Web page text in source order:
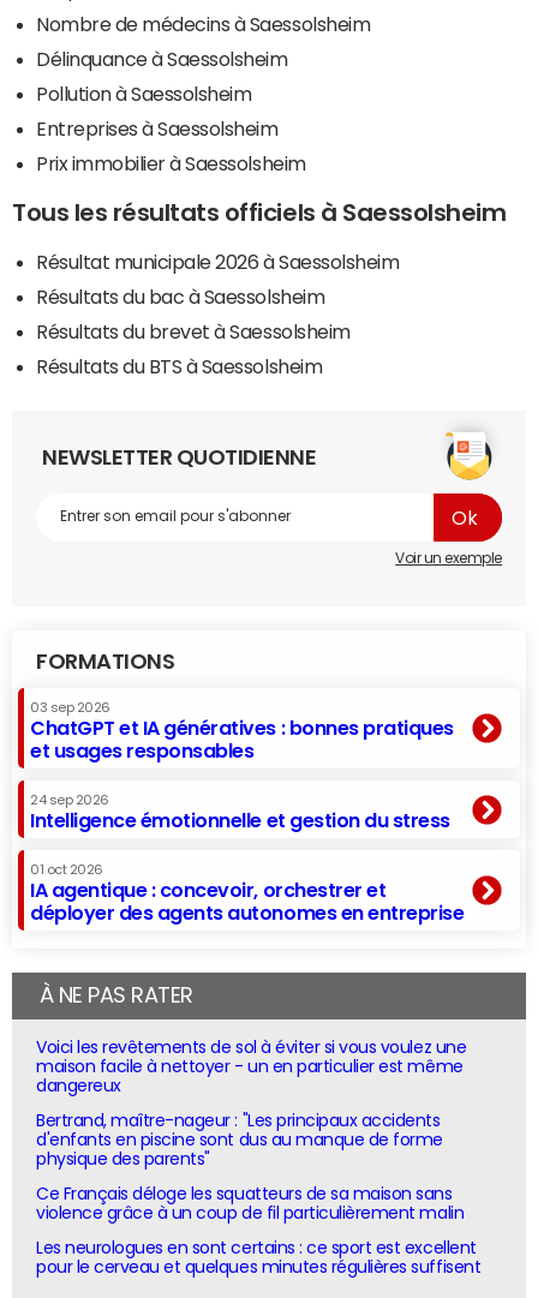
Nombre de médecins à Saessolsheim
Délinquance à Saessolsheim
Pollution à Saessolsheim
Entreprises à Saessolsheim
Prix immobilier à Saessolsheim
Tous les résultats officiels à Saessolsheim
Résultat municipale 2026 à Saessolsheim
Résultats du bac à Saessolsheim
Résultats du brevet à Saessolsheim
Résultats du BTS à Saessolsheim
NEWSLETTER QUOTIDIENNE
Voir un exemple
FORMATIONS
03 sep 2026
ChatGPT et IA génératives : bonnes pratiques
et usages responsables
24 sep 2026
Intelligence émotionnelle et gestion du stress
01 oct 2026
IA agentique : concevoir, orchestrer et
déployer des agents autonomes en entreprise
À NE PAS RATER
Voici les revêtements de sol à éviter si vous voulez une
maison facile à nettoyer - un en particulier est même
dangereux
Bertrand, maître-nageur : "Les principaux accidents
d'enfants en piscine sont dus au manque de forme
physique des parents"
Ce Français déloge les squatteurs de sa maison sans
violence grâce à un coup de fil particulièrement malin
Les neurologues en sont certains : ce sport est excellent
pour le cerveau et quelques minutes régulières suffisent